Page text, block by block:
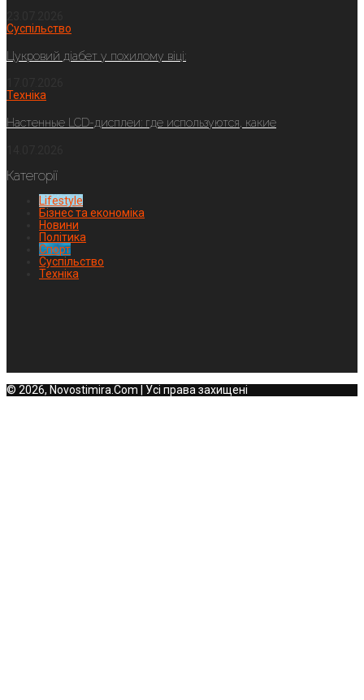
Суспільство
Цукровий діабет у похилому віці:
Техніка
Настенные LCD-дисплеи: где используются, какие
Категорії
Lifestyle
Бізнес та економіка
Новини
Політика
Спорт
Суспільство
Техніка
© 2026, Novostimira.Com | Усі права захищені